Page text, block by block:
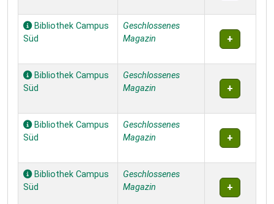
Bibliothek Campus
Süd
Geschlossenes
Magazin
Bibliothek Campus
Süd
Geschlossenes
Magazin
Bibliothek Campus
Süd
Geschlossenes
Magazin
Bibliothek Campus
Süd
Geschlossenes
Magazin